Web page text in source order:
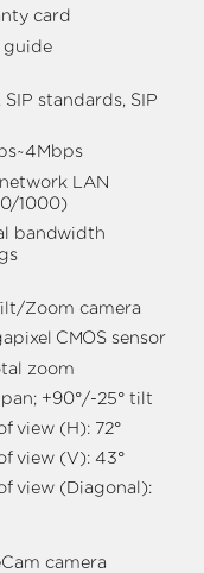
card
guide
SIP standards, SIP
LAN
1000)
bandwidth
Zoom camera
CMOS sensor
zoom
pan; +90°/-25° tilt
view (H): 72°
view (V): 43°
view (Diagonal):
camera